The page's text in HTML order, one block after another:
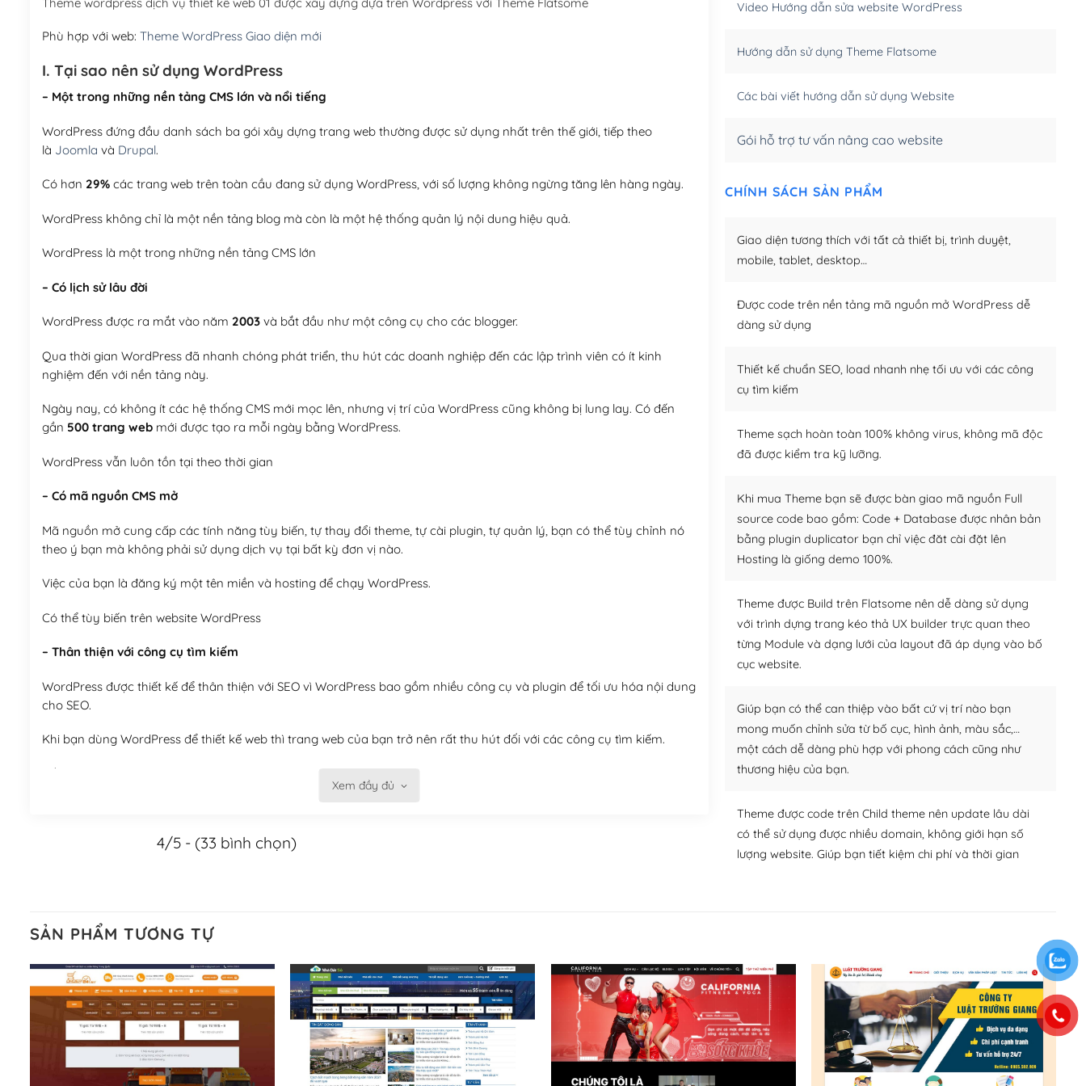
(+950,000₫)
Theme wordpress dịch vụ thiết kế web 01 được xây dựng dựa trên Wordpress với Theme Flatsome
Phù hợp với web: Theme WordPress Giao diện mới
I. Tại sao nên sử dụng WordPress
– Một trong những nền tảng CMS lớn và nổi tiếng
WordPress đứng đầu danh sách ba gói xây dựng trang web thường được sử dụng nhất trên thế giới, tiếp theo
là Joomla và Drupal.
Có hơn 29%các trang web trên toàn cầu đang sử dụng WordPress, với số lượng không ngừng tăng lên hàng ngày.
WordPress không chỉ là một nền tảng blog mà còn là một hệ thống quản lý nội dung hiệu quả.
WordPress là một trong những nền tảng CMS lớn
– Có lịch sử lâu đời
WordPress được ra mắt vào năm 2003và bắt đầu như một công cụ cho các blogger.
Qua thời gian WordPress đã nhanh chóng phát triển, thu hút các doanh nghiệp đến các lập trình viên có ít kinh
nghiệm đến với nền tảng này.
Ngày nay, có không ít các hệ thống CMS mới mọc lên, nhưng vị trí của WordPress cũng không bị lung lay. Có đến
gần 500 trang webmới được tạo ra mỗi ngày bằng WordPress.
WordPress vẫn luôn tồn tại theo thời gian
– Có mã nguồn CMS mở
Mã nguồn mở cung cấp các tính năng tùy biến, tự thay đổi theme, tự cài plugin, tự quản lý, bạn có thể tùy chỉnh nó
theo ý bạn mà không phải sử dụng dịch vụ tại bất kỳ đơn vị nào.
Việc của bạn là đăng ký một tên miền và hosting để chạy WordPress.
Có thể tùy biến trên website WordPress
– Thân thiện với công cụ tìm kiếm
WordPress được thiết kế để thân thiện với SEO vì WordPress bao gồm nhiều công cụ và plugin để tối ưu hóa nội dung
cho SEO.
Khi bạn dùng WordPress để thiết kế web thì trang web của bạn trở nên rất thu hút đối với các công cụ tìm kiếm.
Tối ưu hóa công cụ tìm kiếm
Khi bạn sử dụng WordPress, thì vấn đề giao diện của bạn trở nên dễ dàng và nhanh chóng. Với kho Theme
– Sở hữu một cộng đồng lớn, sẵn sàng hỗ trợ
WordPress là nơi lưu trữ cho một diễn đàn cộng đồng khổng lồ được kiểm duyệt bởi các nhân viên và những người
cuồng tín WordPress.
Nếu bạn gặp khó khăn, bạn có thể lên mạng và tìm kiếm những cộng đồng WordPress, họ sẽ giúp bạn trả lời, giải
Xem đầy đủ
4/5 - (33 bình chọn)
Video Hướng dẫn sửa website WordPress
Hướng dẫn sử dụng Theme Flatsome
Các bài viết hướng dẫn sử dụng Website
Gói hỗ trợ tư vấn nâng cao website
CHÍNH SÁCH SẢN PHẨM
Giao diện tương thích với tất cả thiết bị, trình duyệt,
mobile, tablet, desktop…
Được code trên nền tảng mã nguồn mở WordPress dễ
dàng sử dụng
Thiết kế chuẩn SEO, load nhanh nhẹ tối ưu với các công
cụ tìm kiếm
Theme sạch hoàn toàn 100% không virus, không mã độc
đã được kiểm tra kỹ lưỡng.
Khi mua Theme bạn sẽ được bàn giao mã nguồn Full
source code bao gồm: Code + Database được nhân bản
bằng plugin duplicator bạn chỉ việc đăt cài đặt lên
Hosting là giống demo 100%.
Theme được Build trên Flatsome nên dễ dàng sử dụng
với trình dựng trang kéo thả UX builder trực quan theo
từng Module và dạng lưới của layout đã áp dụng vào bố
cục website.
Giúp bạn có thể can thiệp vào bất cứ vị trí nào bạn
mong muốn chỉnh sửa từ bố cục, hình ảnh, màu sắc,…
một cách dễ dàng phù hợp với phong cách cũng như
thương hiệu của bạn.
Theme được code trên Child theme nên update lâu dài
có thể sử dụng được nhiều domain, không giới hạn số
lượng website. Giúp bạn tiết kiệm chi phí và thời gian
SẢN PHẨM TƯƠNG TỰ